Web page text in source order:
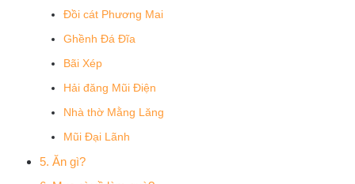
Đồi cát Phương Mai
Ghềnh Đá Đĩa
Bãi Xép
Hải đăng Mũi Điện
Nhà thờ Mằng Lăng
Mũi Đại Lãnh
5. Ăn gì?